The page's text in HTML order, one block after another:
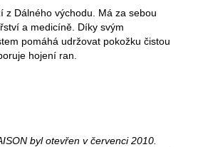
z Dálného východu. Má za sebou
a medicíně. Díky svým
pomáhá udržovat pokožku čistou
hojení ran.
byl otevřen v červenci 2010.